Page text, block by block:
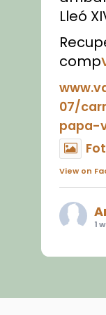
Lleó
comp
07/
papa-
View on
1